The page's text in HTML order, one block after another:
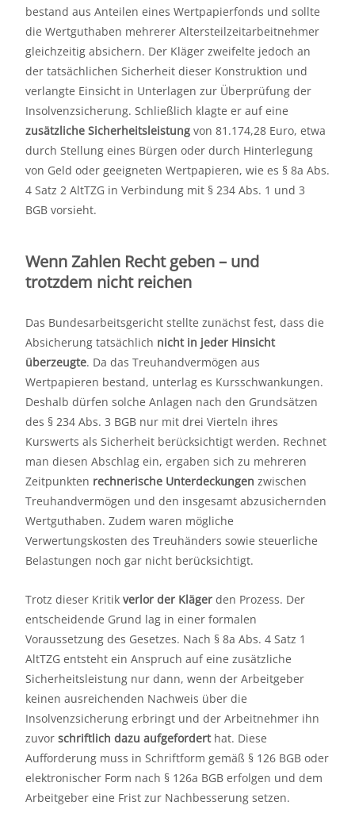
bestand aus Anteilen eines Wertpapierfonds und sollte
die Wertguthaben mehrerer Altersteilzeitarbeitnehmer
gleichzeitig absichern. Der Kläger zweifelte jedoch an
der tatsächlichen Sicherheit dieser Konstruktion und
verlangte Einsicht in Unterlagen zur Überprüfung der
Insolvenzsicherung. Schließlich klagte er auf eine
zusätzliche Sicherheitsleistung von 81.174,28 Euro, etwa
durch Stellung eines Bürgen oder durch Hinterlegung
von Geld oder geeigneten Wertpapieren, wie es § 8a Abs.
4 Satz 2 AltTZG in Verbindung mit § 234 Abs. 1 und 3
BGB vorsieht.
Wenn Zahlen Recht geben – und
trotzdem nicht reichen
Das Bundesarbeitsgericht stellte zunächst fest, dass die
Absicherung tatsächlich nicht in jeder Hinsicht
überzeugte. Da das Treuhandvermögen aus
Wertpapieren bestand, unterlag es Kursschwankungen.
Deshalb dürfen solche Anlagen nach den Grundsätzen
des § 234 Abs. 3 BGB nur mit drei Vierteln ihres
Kurswerts als Sicherheit berücksichtigt werden. Rechnet
man diesen Abschlag ein, ergaben sich zu mehreren
Zeitpunkten rechnerische Unterdeckungen zwischen
Treuhandvermögen und den insgesamt abzusichernden
Wertguthaben. Zudem waren mögliche
Verwertungskosten des Treuhänders sowie steuerliche
Belastungen noch gar nicht berücksichtigt.
Trotz dieser Kritik verlor der Kläger den Prozess. Der
entscheidende Grund lag in einer formalen
Voraussetzung des Gesetzes. Nach § 8a Abs. 4 Satz 1
AltTZG entsteht ein Anspruch auf eine zusätzliche
Sicherheitsleistung nur dann, wenn der Arbeitgeber
keinen ausreichenden Nachweis über die
Insolvenzsicherung erbringt und der Arbeitnehmer ihn
zuvor schriftlich dazu aufgeforderthat. Diese
Aufforderung muss in Schriftform gemäß § 126 BGB oder
elektronischer Form nach § 126a BGB erfolgen und dem
Arbeitgeber eine Frist zur Nachbesserung setzen.